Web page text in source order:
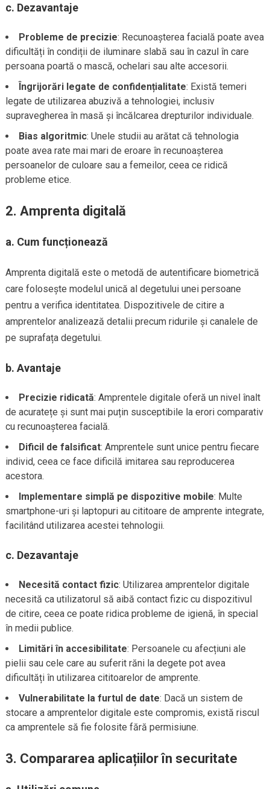
c. Dezavantaje
Probleme de precizie: Recunoașterea facială poate avea
dificultăți în condiții de iluminare slabă sau în cazul în care
persoana poartă o mască, ochelari sau alte accesorii.
Îngrijorări legate de confidențialitate: Există temeri
legate de utilizarea abuzivă a tehnologiei, inclusiv
supravegherea în masă și încălcarea drepturilor individuale.
Bias algoritmic: Unele studii au arătat că tehnologia
poate avea rate mai mari de eroare în recunoașterea
persoanelor de culoare sau a femeilor, ceea ce ridică
probleme etice.
2. Amprenta digitală
a. Cum funcționează
Amprenta digitală este o metodă de autentificare biometrică
care folosește modelul unică al degetului unei persoane
pentru a verifica identitatea. Dispozitivele de citire a
amprentelor analizează detalii precum ridurile și canalele de
pe suprafața degetului.
b. Avantaje
Precizie ridicată: Amprentele digitale oferă un nivel înalt
de acuratețe și sunt mai puțin susceptibile la erori comparativ
cu recunoașterea facială.
Dificil de falsificat: Amprentele sunt unice pentru fiecare
individ, ceea ce face dificilă imitarea sau reproducerea
acestora.
Implementare simplă pe dispozitive mobile: Multe
smartphone-uri și laptopuri au cititoare de amprente integrate,
facilitând utilizarea acestei tehnologii.
c. Dezavantaje
Necesită contact fizic: Utilizarea amprentelor digitale
necesită ca utilizatorul să aibă contact fizic cu dispozitivul
de citire, ceea ce poate ridica probleme de igienă, în special
în medii publice.
Limitări în accesibilitate: Persoanele cu afecțiuni ale
pielii sau cele care au suferit răni la degete pot avea
dificultăți în utilizarea cititoarelor de amprente.
Vulnerabilitate la furtul de date: Dacă un sistem de
stocare a amprentelor digitale este compromis, există riscul
ca amprentele să fie folosite fără permisiune.
3. Compararea aplicațiilor în securitate